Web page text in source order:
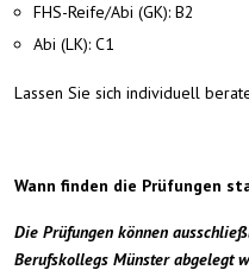
FHS-Reife/Abi (GK): B2
Abi (LK): C1
Lassen Sie sich individuell
Wann finden die Prüfungen
Die Prüfungen können
Berufskollegs Münster abgelegt